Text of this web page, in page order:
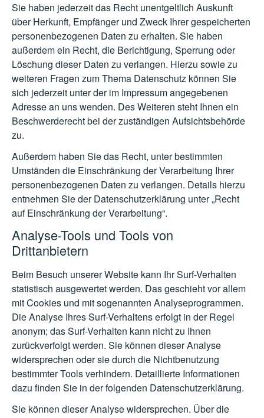
Sie haben jederzeit das Recht unentgeltlich Auskunft
über Herkunft, Empfänger und Zweck Ihrer gespeicherten
personenbezogenen Daten zu erhalten. Sie haben
außerdem ein Recht, die Berichtigung, Sperrung oder
Löschung dieser Daten zu verlangen. Hierzu sowie zu
weiteren Fragen zum Thema Datenschutz können Sie
sich jederzeit unter der im Impressum angegebenen
Adresse an uns wenden. Des Weiteren steht Ihnen ein
Beschwerderecht bei der zuständigen Aufsichtsbehörde
zu.
Außerdem haben Sie das Recht, unter bestimmten
Umständen die Einschränkung der Verarbeitung Ihrer
personenbezogenen Daten zu verlangen. Details hierzu
entnehmen Sie der Datenschutzerklärung unter „Recht
auf Einschränkung der Verarbeitung“.
Analyse-Tools und Tools von
Drittanbietern
Beim Besuch unserer Website kann Ihr Surf-Verhalten
statistisch ausgewertet werden. Das geschieht vor allem
mit Cookies und mit sogenannten Analyseprogrammen.
Die Analyse Ihres Surf-Verhaltens erfolgt in der Regel
anonym; das Surf-Verhalten kann nicht zu Ihnen
zurückverfolgt werden. Sie können dieser Analyse
widersprechen oder sie durch die Nichtbenutzung
bestimmter Tools verhindern. Detaillierte Informationen
dazu finden Sie in der folgenden Datenschutzerklärung.
Sie können dieser Analyse widersprechen. Über die